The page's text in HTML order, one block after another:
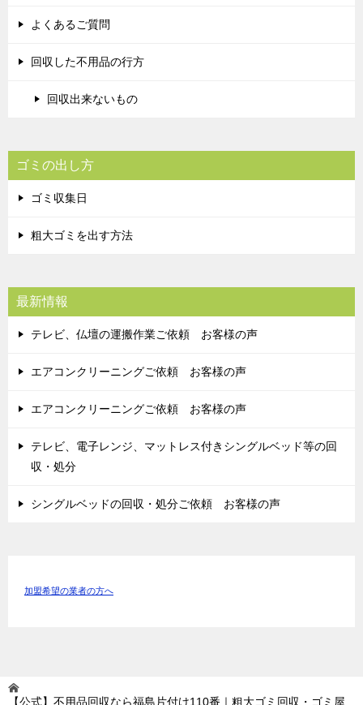
よくあるご質問
回収した不用品の行方
回収出来ないもの
ゴミの出し方
ゴミ収集日
粗大ゴミを出す方法
最新情報
テレビ、仏壇の運搬作業ご依頼 お客様の声
エアコンクリーニングご依頼 お客様の声
エアコンクリーニングご依頼 お客様の声
テレビ、電子レンジ、マットレス付きシングルベッド等の回
収・処分
シングルベッドの回収・処分ご依頼 お客様の声
加盟希望の業者の方へ
【公式】不用品回収なら福島片付け110番｜粗大ゴミ回収・ゴミ屋